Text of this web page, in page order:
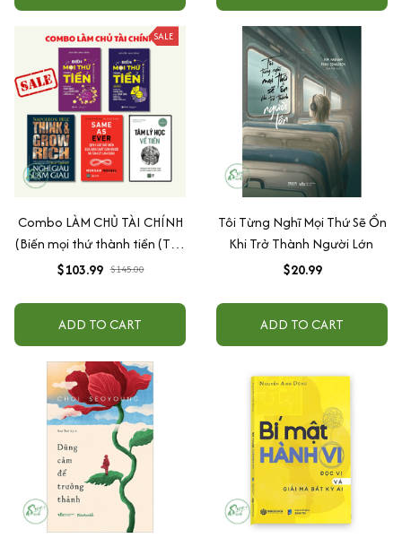
SALE
Combo LÀM CHỦ TÀI CHÍNH
(Biến mọi thứ thành tiền (Tập
1+ Tập 2) + Nghĩ giàu làm
học về tiền)
$103.99 $145.00
ADD TO CART
Tôi Từng Nghĩ Mọi Thứ Sẽ Ổn
Khi Trở Thành Người Lớn
$20.99
ADD TO CART